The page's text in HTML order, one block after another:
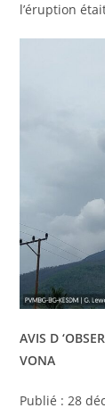
l’éruption
AVIS D
VONA
Publié : 28